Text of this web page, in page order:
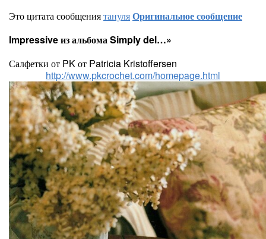
Это цитата сообщениятануляОригинальное сообщение
Impressive из альбома Simply del…»
Салфетки от PK от Patricia Kristoffersen
http://www.pkcrochet.com/homepage.html